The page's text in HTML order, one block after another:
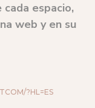
espacio,
web y en su
?HL=ES